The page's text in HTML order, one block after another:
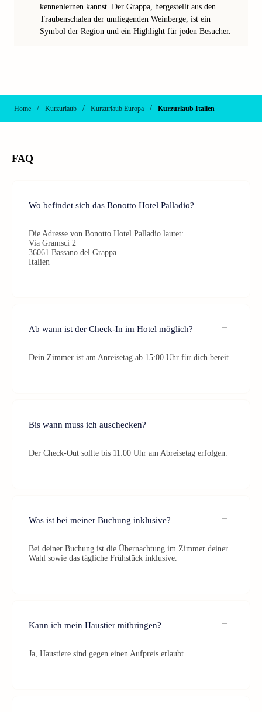
kennenlernen kannst. Der Grappa, hergestellt aus den
Traubenschalen der umliegenden Weinberge, ist ein
Symbol der Region und ein Highlight für jeden Besucher.
Home / Kurzurlaub / Kurzurlaub Europa / Kurzurlaub Italien
FAQ
Wo befindet sich das Bonotto Hotel Palladio?
Die Adresse von Bonotto Hotel Palladio lautet:
Via Gramsci 2
36061 Bassano del Grappa
Italien
Ab wann ist der Check-In im Hotel möglich?
Dein Zimmer ist am Anreisetag ab 15:00 Uhr für dich bereit.
Bis wann muss ich auschecken?
Der Check-Out sollte bis 11:00 Uhr am Abreisetag erfolgen.
Was ist bei meiner Buchung inklusive?
Bei deiner Buchung ist die Übernachtung im Zimmer deiner
Wahl sowie das tägliche Frühstück inklusive.
Kann ich mein Haustier mitbringen?
Ja, Haustiere sind gegen einen Aufpreis erlaubt.